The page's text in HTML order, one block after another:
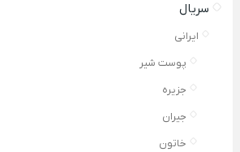
سریال
ایرانی
پوست شیر
جزیره
جیران
خاتون